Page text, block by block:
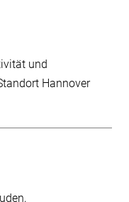
und
Hannover